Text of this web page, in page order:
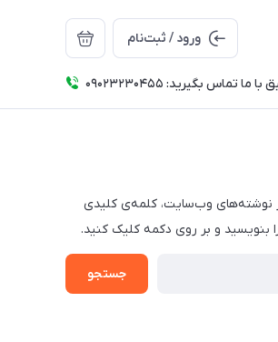
ورود / ثبت‌نام
بگیرید: 09023230455
نوشته‌های وب‌سایت، کلمه‌ی کلیدی
بنویسید و بر روی دکمه کلیک کنید.
جستجو